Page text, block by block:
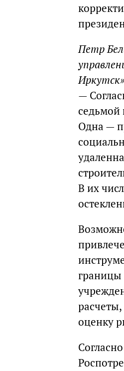
Петр
—
седьмой
Одна —
В их
границы
оценку